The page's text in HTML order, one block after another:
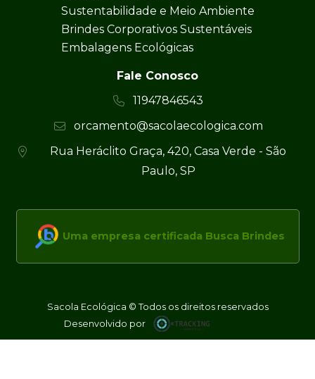
Sustentabilidade e Meio Ambiente
Brindes Corporativos Sustentáveis
Embalagens Ecológicas
Fale Conosco
11947846543
orcamento@sacolaecologica.com
Rua Heráclito Graça, 420, Casa Verde - São
Paulo, SP
Uma empresa certificada Busca Brindes
Sacola Ecológica © Todos os direitos reservados
Desenvolvido por